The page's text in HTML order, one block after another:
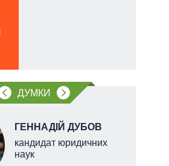
ДУМКИ
ГЕННАДІЙ ДУБОВ
кандидат юридичних
наук